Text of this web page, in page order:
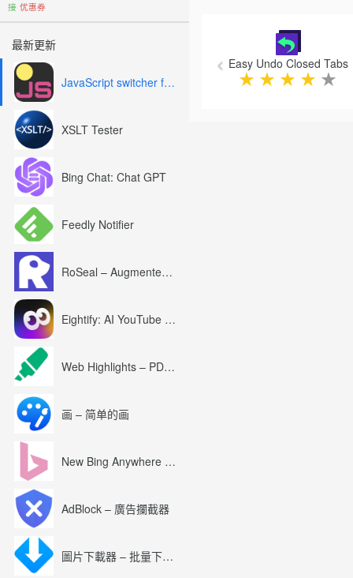
接 优惠券
最新更新
JavaScript switcher for SEO and development
XSLT Tester
Bing Chat: Chat GPT
Feedly Notifier
RoSeal – Augmented Roblox Experience
Eightify: AI YouTube Summary with ChatGPT
Web Highlights – PDF & Web Highlighter
画 – 简单的画
New Bing Anywhere (Bing Chat GPT-4)
AdBlock – 廣告攔截器
圖片下載器 – 批量下載圖片
Easy Undo Closed Tabs
★ ★ ★ ★ ★